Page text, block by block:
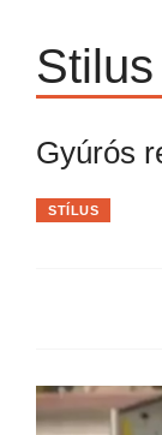
Stilus
Gyúrós
STÍLUS